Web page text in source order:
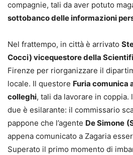
compagnie, tali da aver potuto
sottobanco delle informazioni
Nel frattempo, in città è arrivato
Cocci) vicequestore della
Firenze per riorganizzare il
locale. Il questore Furia comunica
colleghi, tali da lavorare in
due è esilarante: il commissario
pappone che l’agente De Simone
appena comunicato a Zagaria
Superato il primo momento di